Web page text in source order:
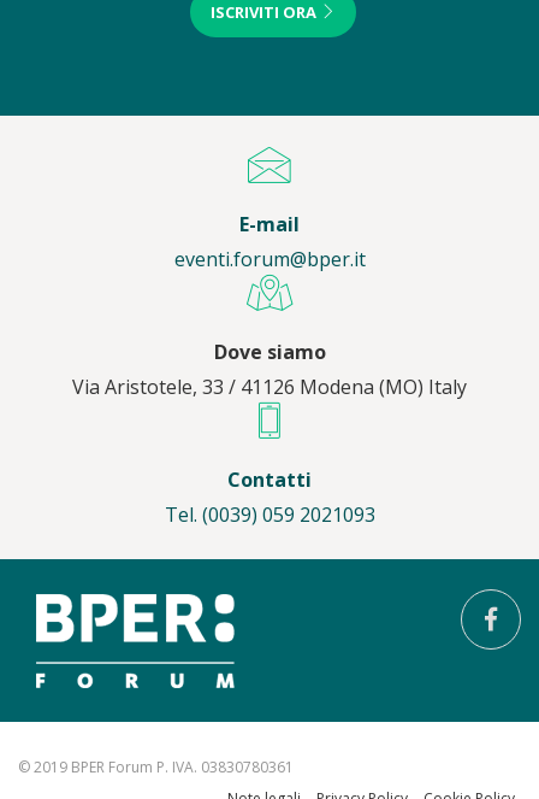
ISCRIVITI ORA
E-mail
eventi.forum@bper.it
Dove siamo
Via Aristotele, 33 / 41126 Modena (MO) Italy
Contatti
Tel. (0039) 059 2021093
© 2019 BPER Forum P. IVA. 03830780361